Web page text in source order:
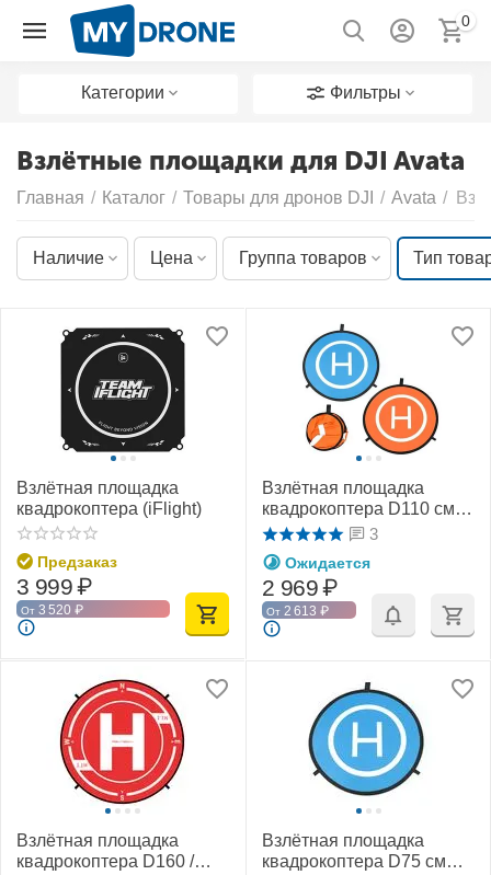
0
Категории Фильтры
Взлётные площадки для DJI Avata
Главная / Каталог / Товары для дронов DJI / Avata /
Наличие Цена Группа товаров Тип
Взлётная площадка
квадрокоптера (iFlight)
Предзаказ
3 999₽
От 3 520 ₽
Взлётная площадка
квадрокоптера D110 см
(PGYTECH PGY-AC-299)
3
Ожидается
2 969₽
От 2 613 ₽
Взлётная площадка
квадрокоптера D160 /
Взлётная площадка
квадрокоптера D75 см